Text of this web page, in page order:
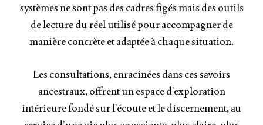
systèmes ne sont pas des cadres figés mais des outils
de lecture du réel utilisé pour accompagner de
manière concrète et adaptée à chaque situation.
Les consultations, enracinées dans ces savoirs
ancestraux, offrent un espace d’exploration
intérieure fondé sur l’écoute et le discernement, au